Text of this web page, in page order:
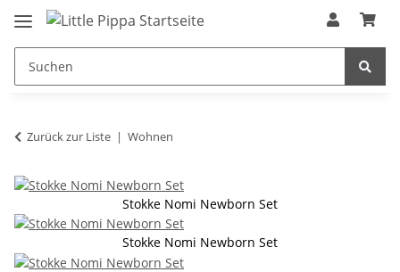
Zum Hauptinhalt springen
springen
Zurück zur Liste Wohnen
Stokke Nomi Newborn Set
Stokke Nomi Newborn Set